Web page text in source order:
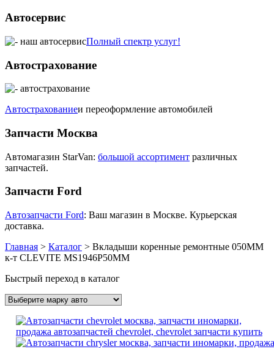
Автосервис
Полный спектр услуг!
Автострахование
Автострахованиеи переоформление автомобилей
Запчасти Москва
Автомагазин StarVan: большой ассортимент различных
запчастей.
Запчасти Ford
Автозапчасти Ford: Ваш магазин в Москве. Курьерская
доставка.
Главная > Каталог > Вкладыши коренные ремонтные 050MM
к-т CLEVITE MS1946P50MM
Быстрый переход в каталог